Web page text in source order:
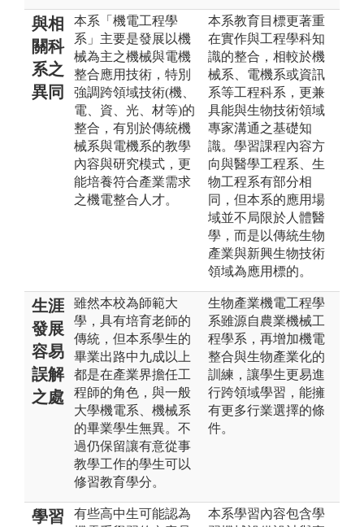
與相
關科
系之
異同
本系「機電工程學
系」主要是發展以機
械為主之機械與電機
整合應用技術，特別
強調跨領域技術(機、
電、資、光、材等)的
整合，有別於傳統機
械系與電機系的教學
內容與研究模式，更
能培養符合產業需求
之機電整合人才。
本系教育目標更著重
在實作與工程學科知
識的整合，相較於機
械系、電機系或資訊
系等工程科系，更兼
具能與生物技術領域
專家溝通之基礎知
識。學習課程內容方
向與醫學工程系、生
物工程系有部分相
同，但本系的應用場
域並不局限於人體醫
學，而是以傳統生物
產業與新興生物技術
領域為應用標的。
生涯
發展
容易
誤解
之處
雖然本校為師範大
學，具有培育老師的
傳統，但本系學生的
畢業出路中九成以上
都是在產業界擔任工
程師的角色，與一般
大學機電系、機械系
的畢業學生無異。不
過仍保留讓有意從事
教學工作的學生可以
修習教育學分。
生物產業機電工程學
系雖源自農業機械工
程學系，再增加機電
整合與生物產業化的
訓練，讓學生更易進
行跨領域學習，能擁
有更多行業選擇的條
件。
學習
有些高中生可能認為
本系學習內容包含學